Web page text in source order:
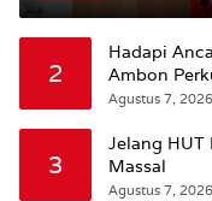
2
Hadapi
Ambon
Agustus 7, 2026
3
Jelang HUT
Massal
Agustus 7, 2026